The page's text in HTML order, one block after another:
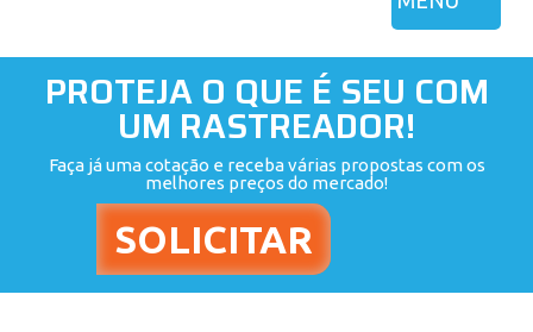
PROTEJA O QUE É SEU COM
UM RASTREADOR!
Faça já uma cotação e receba várias propostas com os
melhores preços do mercado!